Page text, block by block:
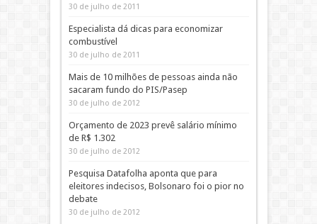
30 de julho de 2011
Especialista dá dicas para economizar
combustível
30 de julho de 2011
Mais de 10 milhões de pessoas ainda não
sacaram fundo do PIS/Pasep
30 de julho de 2012
Orçamento de 2023 prevê salário mínimo
de R$ 1.302
30 de julho de 2012
Pesquisa Datafolha aponta que para
eleitores indecisos, Bolsonaro foi o pior no
debate
30 de julho de 2012